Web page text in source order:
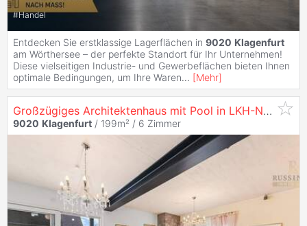
#Handel
Entdecken Sie erstklassige Lagerflächen in 9020 Klagenfurt
am Wörthersee – der perfekte Standort für Ihr Unternehmen!
Diese vielseitigen Industrie- und Gewerbeflächen bieten Ihnen
optimale Bedingungen, um Ihre Waren... [Mehr]
Großzügiges Architektenhaus mit Pool in LKH-Nähe #Zentrumsnähe #
9020 Klagenfurt / 199m² / 6 Zimmer